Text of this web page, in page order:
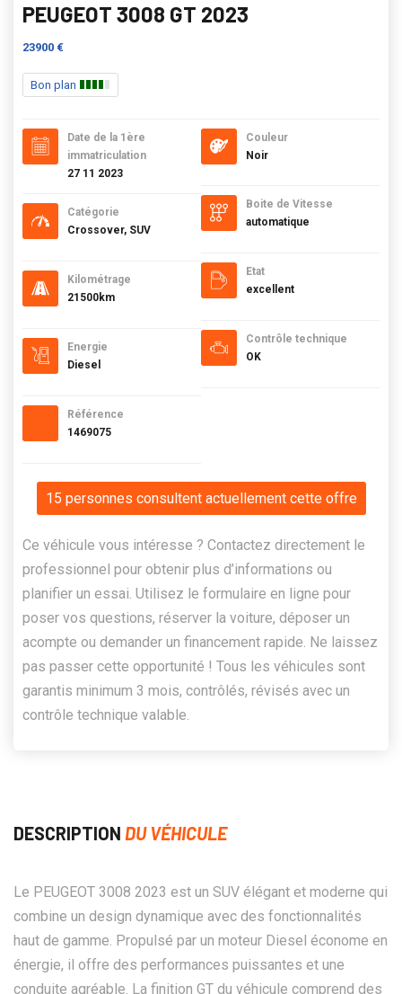
PEUGEOT 3008 GT 2023
23900 €
Bon plan
Date de la 1ère
immatriculation
27 11 2023
Catégorie
Crossover, SUV
Kilométrage
21500km
Energie
Diesel
Référence
1469075
Couleur
Noir
Boite de Vitesse
automatique
Etat
excellent
Contrôle technique
OK
15 personnes consultent actuellement cette offre
Ce véhicule vous intéresse ? Contactez directement le
professionnel pour obtenir plus d’informations ou
planifier un essai. Utilisez le formulaire en ligne pour
poser vos questions, réserver la voiture, déposer un
acompte ou demander un financement rapide. Ne laissez
pas passer cette opportunité ! Tous les véhicules sont
garantis minimum 3 mois, contrôlés, révisés avec un
contrôle technique valable.
DESCRIPTION DU VÉHICULE
Le PEUGEOT 3008 2023 est un SUV élégant et moderne qui
combine un design dynamique avec des fonctionnalités
haut de gamme. Propulsé par un moteur Diesel économe en
énergie, il offre des performances puissantes et une
conduite agréable. La finition GT du véhicule comprend des